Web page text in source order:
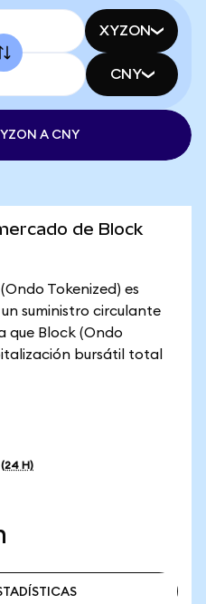
XYZON
CNY
A CNY
de Block
Tokenized) es
suministro circulante
que Block (Ondo
bursátil total
(24 H)